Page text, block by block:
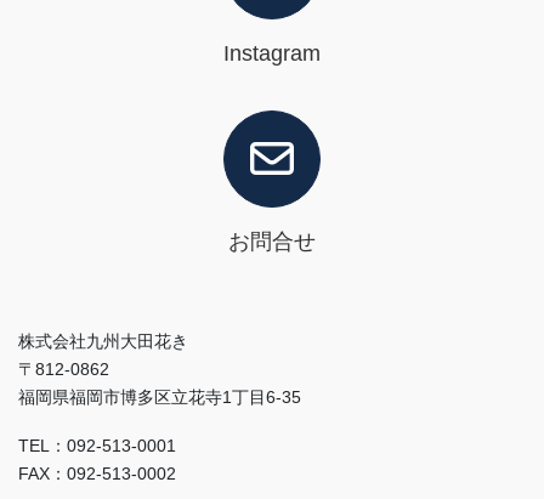
Instagram
お問合せ
株式会社九州大田花き
〒812-0862
福岡県福岡市博多区立花寺1丁目6-35
TEL：092-513-0001
FAX：092-513-0002